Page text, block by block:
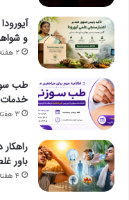
و
۲ هفته پیش
طب
۳ هفته پیش
باور
۴ هفته پیش